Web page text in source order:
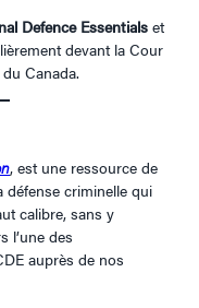
Defence Essentialset
devant la Cour
Canada.
, est une ressource de
criminelle qui
calibre, sans y
l’une des
auprès de nos